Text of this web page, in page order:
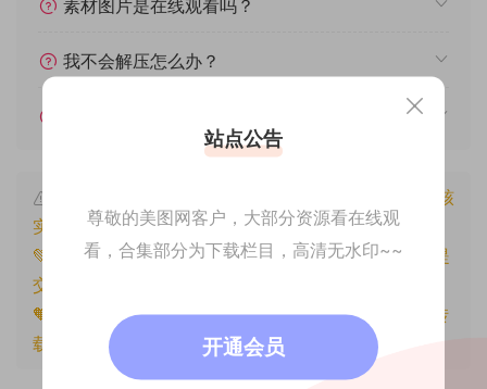
素材图片是在线观看吗？
我不会解压怎么办？
本文资源仅供个人参考学习，请勿批量搬运，一经核
实将封禁账号权限！
💚本文资源均来源网友分享，若侵犯了您的权益可以提
交工单处理。
🧡原文链接：https://www.znjfg.com/2902.html
，转
载请注明出处。
站点公告
尊敬的美图网客户，大部分资源看在线观
看，合集部分为下载栏目，高清无水印~~
开通会员